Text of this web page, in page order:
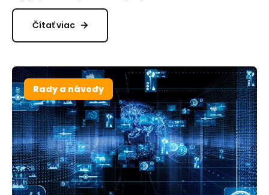
Čítať viac
Rady a návody